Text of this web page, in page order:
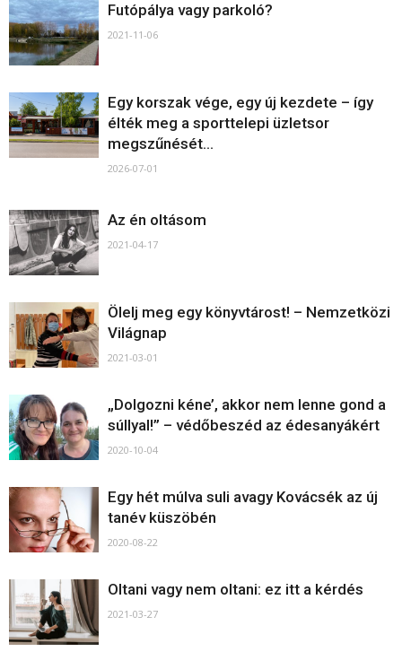
Futópálya vagy parkoló?
2021-11-06
Egy korszak vége, egy új kezdete – így
élték meg a sporttelepi üzletsor
megszűnését...
2026-07-01
Az én oltásom
2021-04-17
Ölelj meg egy könyvtárost! – Nemzetközi
Világnap
2021-03-01
„Dolgozni kéne’, akkor nem lenne gond a
súllyal!” – védőbeszéd az édesanyákért
2020-10-04
Egy hét múlva suli avagy Kovácsék az új
tanév küszöbén
2020-08-22
Oltani vagy nem oltani: ez itt a kérdés
2021-03-27